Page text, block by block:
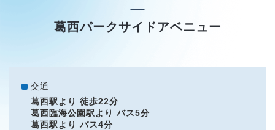
葛西パークサイドアベニュー
交通
葛西駅より 徒歩22分
葛西臨海公園駅より バス5分
葛西駅より バス4分